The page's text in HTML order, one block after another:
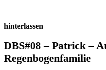
hinterlassen
DBS#08 – Patrick –
Regenbogenfamilie